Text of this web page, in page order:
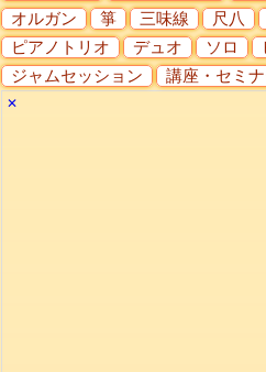
オルガン
箏 三味線 尺八
ピアノトリオ
デュオ ソロ
ジャムセッション
講座・セミ
✕